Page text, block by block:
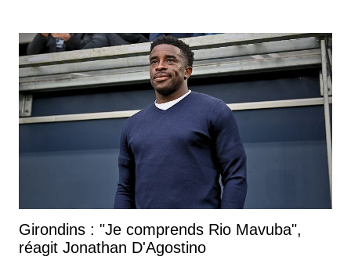
Girondins : "Je comprends Rio Mavuba",
réagit Jonathan D'Agostino